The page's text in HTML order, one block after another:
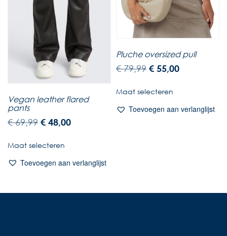
Vegan leather flared
pants
€69,99 € 48,00
Maat selecteren
Toevoegen aan verlanglijst
Pluche oversized pull
€79,99 € 55,00
Maat selecteren
Toevoegen aan verlanglijst